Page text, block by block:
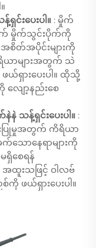
င်းပေးပါ။ : မှိုက်
က် မှိုက်သွင်းပိုက်ကို
အစိတ်အပိုင်းများကို
ယာများအတွက် သဲ
ဖယ်ရှားပေးပါ။ ထိုသို့
ျော့နည်းစေ
သန့်ရှင်းပေးပါ။ :
ပြုမှုအတွက် ကိရိယာ
ောနေရာများကို
ရှိစေရန်
ထူးသဖြင့် ဝါလဗ်
စ်ကို ဖယ်ရှားပေးပါ။